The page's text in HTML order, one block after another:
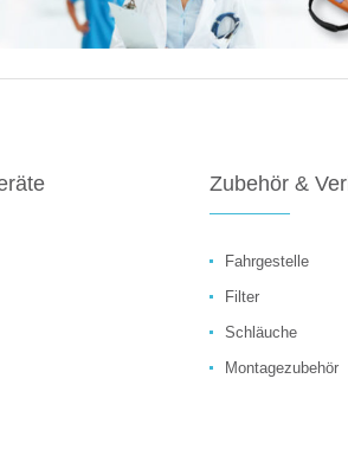
Zubehör &
Fahrgestelle
Filter
Schläuche
Montagezubehör